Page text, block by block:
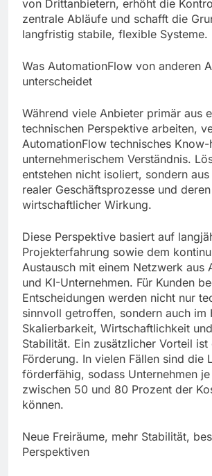
von Drittanbietern, erhöht die
zentrale Abläufe und schafft die
langfristig stabile, flexible Systeme.
Was AutomationFlow von anderen
unterscheidet
Während viele Anbieter primär aus
technischen Perspektive arbeiten,
AutomationFlow technisches
unternehmerischem Verständnis.
entstehen nicht isoliert, sondern
realer Geschäftsprozesse und deren
wirtschaftlicher Wirkung.
Diese Perspektive basiert auf
Projekterfahrung sowie dem
Austausch mit einem Netzwerk aus
und KI-Unternehmen. Für Kunden
Entscheidungen werden nicht nur
sinnvoll getroffen, sondern auch im
Skalierbarkeit, Wirtschaftlichkeit
Stabilität. Ein zusätzlicher Vorteil
Förderung. In vielen Fällen sind die
förderfähig, sodass Unternehmen
zwischen 50 und 80 Prozent der
können.
Neue Freiräume, mehr Stabilität,
Perspektiven